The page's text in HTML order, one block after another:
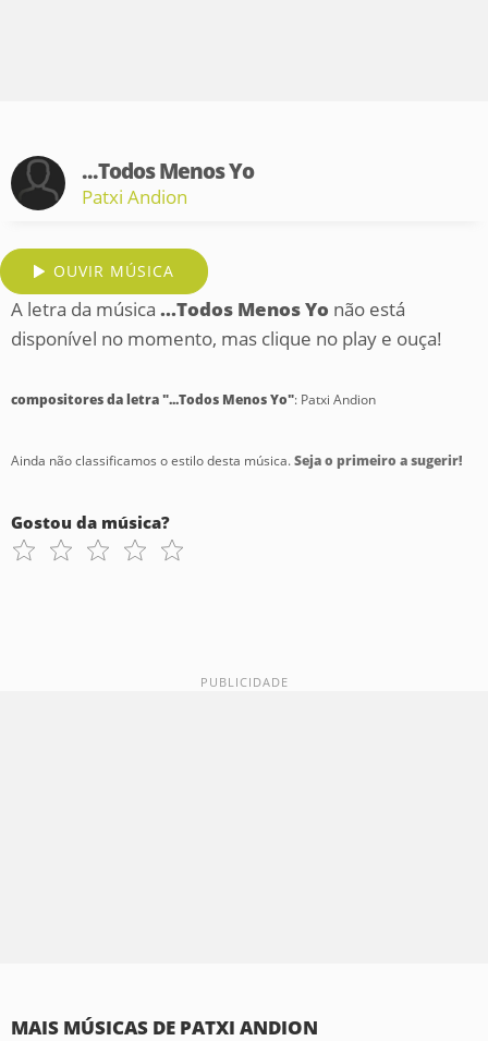
...Todos Menos Yo
Patxi Andion
OUVIR MÚSICA
A letra da música ...Todos Menos Yo não está
disponível no momento, mas clique no play e ouça!
compositores da letra "...Todos Menos Yo": Patxi Andion
Ainda não classificamos o estilo desta música.Seja o primeiro a sugerir!
Gostou da música?
MAIS MÚSICAS DE PATXI ANDION